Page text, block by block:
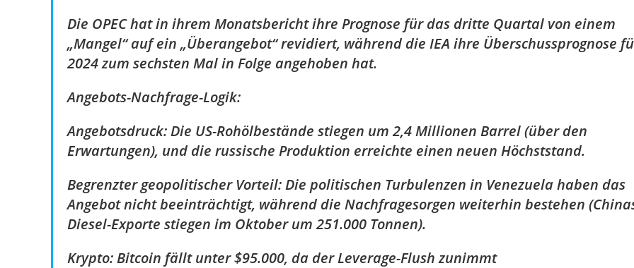
Die OPEC hat in ihrem Monatsbericht ihre Prognose für das dritte Quartal von einem
„Mangel“ auf ein „Überangebot“ revidiert, während die IEA ihre Überschussprognose
2024 zum sechsten Mal in Folge angehoben hat.
Angebots-Nachfrage-Logik:
Angebotsdruck: Die US-Rohölbestände stiegen um 2,4 Millionen Barrel (über den
Erwartungen), und die russische Produktion erreichte einen neuen Höchststand.
Begrenzter geopolitischer Vorteil: Die politischen Turbulenzen in Venezuela haben das
Angebot nicht beeinträchtigt, während die Nachfragesorgen weiterhin bestehen
Diesel-Exporte stiegen im Oktober um 251.000 Tonnen).
Krypto: Bitcoin fällt unter $95.000, da der Leverage-Flush zunimmt